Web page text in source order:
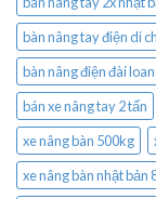
bàn nâng tay điện di
bàn nâng điện đài loan
bán xe nâng tay 2 tấn
xe nâng bàn 500kg
xe nâng bàn nhật bản